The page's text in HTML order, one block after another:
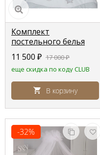
Комплект
постельного белья
Lepre Sweet bears ,
серый полоска,
расширенная
комплектация
11 500 ₽ 17 000₽
еще скидка по коду CLUB
В корзину
-32%